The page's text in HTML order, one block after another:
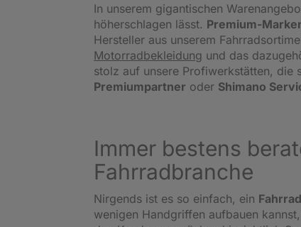
In unserem gigantischen
höherschlagen lässt. Premium-
Hersteller aus unserem
Motorradbekleidung und das
stolz auf unsere Profiwerkstätten, die
Premiumpartner oder Shimano
Immer bestens
Fahrradbranche
Nirgends ist es so einfach, ein
wenigen Handgriffen aufbauen